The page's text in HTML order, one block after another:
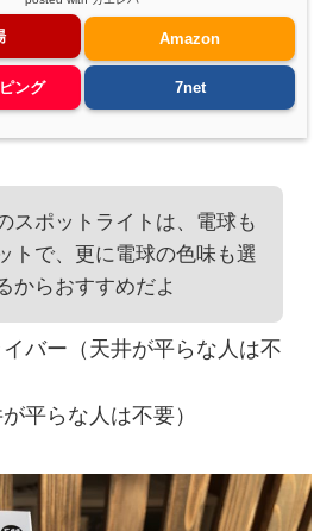
Amazon
ング 7net
スポットライトは、電球も
トで、更に電球の色味も選
からおすすめだよ
バー（天井が平らな人は不
平らな人は不要）